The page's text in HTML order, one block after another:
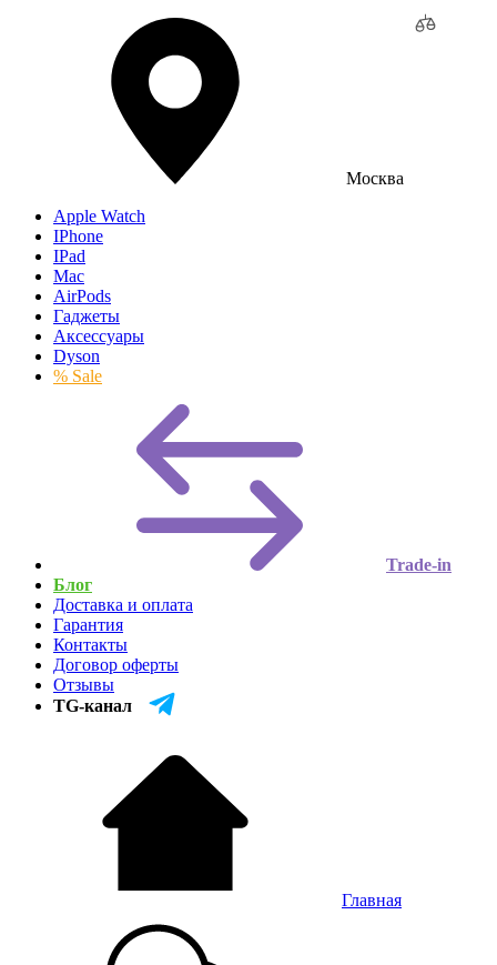
Москва
Apple Watch
IPhone
IPad
Mac
AirPods
Гаджеты
Аксессуары
Dyson
% Sale
Trade-in
Блог
Доставка и оплата
Гарантия
Контакты
Договор оферты
Отзывы
TG-канал
Главная